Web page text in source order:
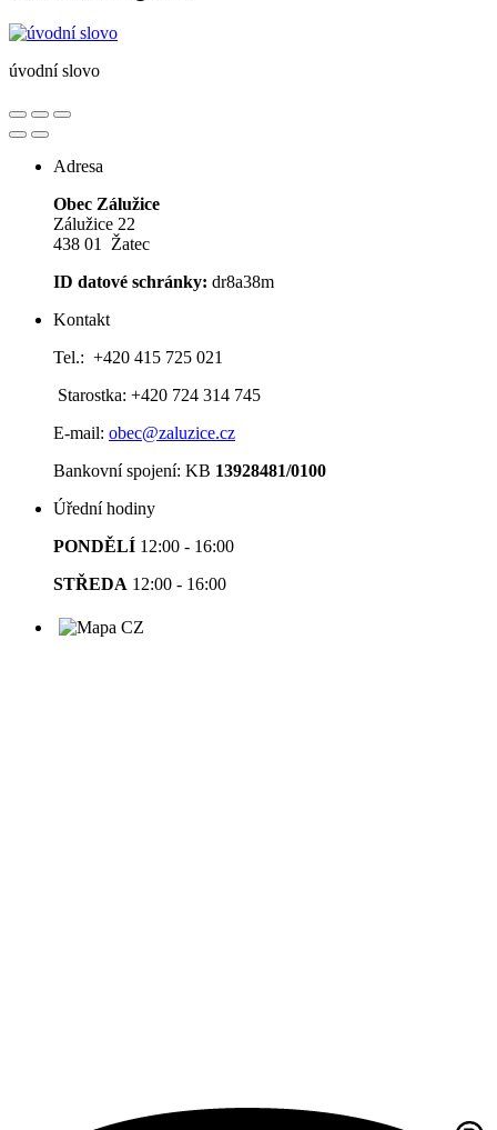
úvodní slovo
Adresa
Obec Zálužice
Zálužice 22
438 01 Žatec
ID datové schránky: dr8a38m
Kontakt
Tel.: +420 415 725 021
Starostka: +420 724 314 745
E-mail: obec@zaluzice.cz
Bankovní spojení: KB 13928481/0100
Úřední hodiny
PONDĚLÍ 12:00 - 16:00
STŘEDA 12:00 - 16:00